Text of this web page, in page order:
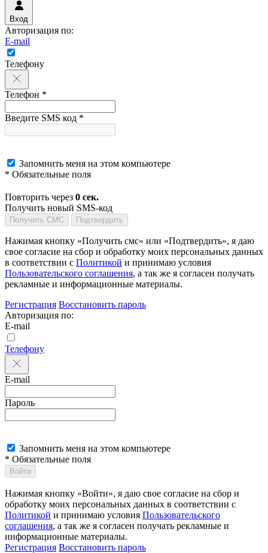
Вход
Авторизация по:
E-mail
Телефону
Телефон *
Введите SMS код *
Запомнить меня на этом компьютере
* Обязательные поля
Повторить через 0 сек.
Получить новый SMS-код
Получить СМС Подтвердить
Нажимая кнопку «Получить смс» или «Подтвердить», я даю
свое согласие на сбор и обработку моих персональных данных
в соответствии с Политикой и принимаю условия
Пользовательского соглашения, а так же я согласен получать
рекламные и информационные материалы.
Регистрация Восстановить пароль
Авторизация по:
E-mail
Телефону
E-mail
Пароль
Запомнить меня на этом компьютере
* Обязательные поля
Войти
Нажимая кнопку «Войти», я даю свое согласие на сбор и
обработку моих персональных данных в соответствии с
Политикой и принимаю условия Пользовательского
соглашения, а так же я согласен получать рекламные и
информационные материалы.
Регистрация Восстановить пароль